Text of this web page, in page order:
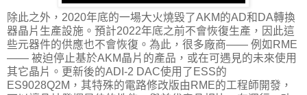
除此之外，2020年底的一場大火燒毀了AKM的AD和DA轉換
器晶片生產設施。預計2022年底之前不會恢復生產，因此這
些元器件的供應也不會恢復。為此，很多廠商—— 例如RME
—— 被迫停止基於AKM晶片的產品，或在可遇見的未來使用
其它晶片。更新後的ADI-2 DAC使用了ESS的
ES9028Q2M，其特殊的電路修改版由RME的工程師開發，